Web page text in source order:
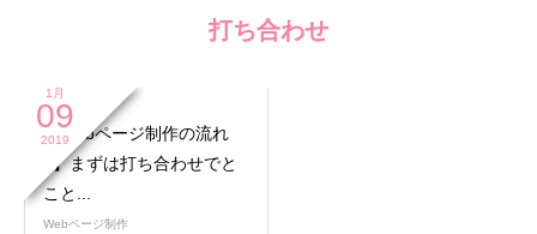
打ち合わせ
1月
09
2019
【Webページ制作の流れ
2】まずは打ち合わせでと
こと...
Webページ制作